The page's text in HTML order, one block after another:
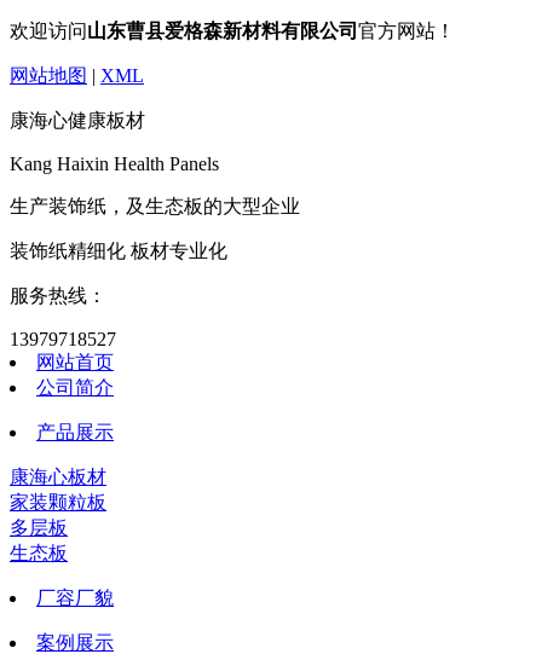
欢迎访问山东曹县爱格森新材料有限公司 官方网站！
网站地图 | XML
康海心健康板材
Kang Haixin Health Panels
生产装饰纸，及生态板的大型企业
装饰纸精细化 板材专业化
服务热线：
13979718527
网站首页
公司简介
产品展示
康海心板材
家装颗粒板
多层板
生态板
厂容厂貌
案例展示